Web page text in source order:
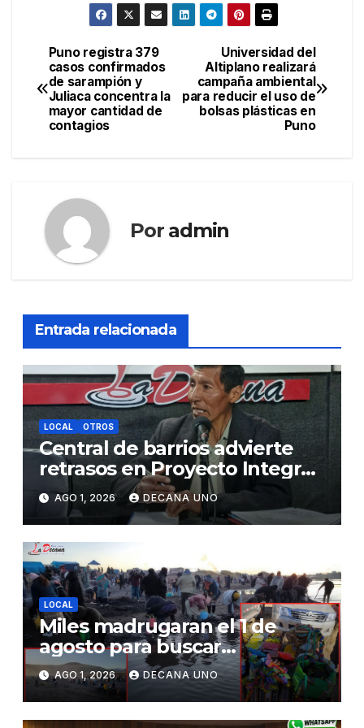
Navegación
de
entradas
Universidad del
Altiplano realizará
campaña ambiental
para reducir el uso de
bolsas plásticas en
Puno
Puno registra 379
casos confirmados
de sarampión y
Juliaca concentra la
mayor cantidad de
contagios
Por admin
Entrada relacionada
LOCAL OTROS
Central de barrios advierte
retrasos en Proyecto Integral
de Agua y Alcantarillado para
Juliaca
AGO 1, 2026 DECANA UNO
LOCAL
Miles madrugaran el 1 de
agosto para buscar
piedrecillas en los ríos y
realizar la challa por la
riqueza y la prosperidad
AGO 1, 2026 DECANA UNO